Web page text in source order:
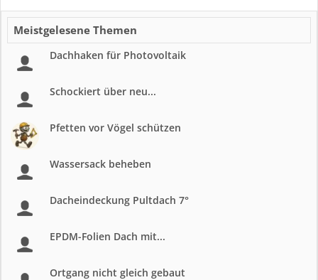
Meistgelesene Themen
Dachhaken für Photovoltaik
Schockiert über neu...
Pfetten vor Vögel schützen
Wassersack beheben
Dacheindeckung Pultdach 7°
EPDM-Folien Dach mit...
Ortgang nicht gleich gebaut